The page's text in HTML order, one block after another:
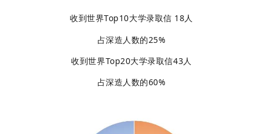
收到世界Top10大学录取信 18人
占深造人数的25%
收到世界Top20大学录取信43人
占深造人数的60%